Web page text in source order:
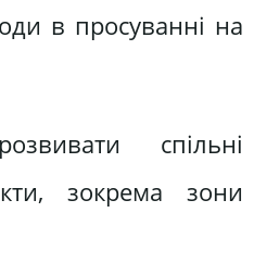
в просуванні на
спільні
зокрема зони